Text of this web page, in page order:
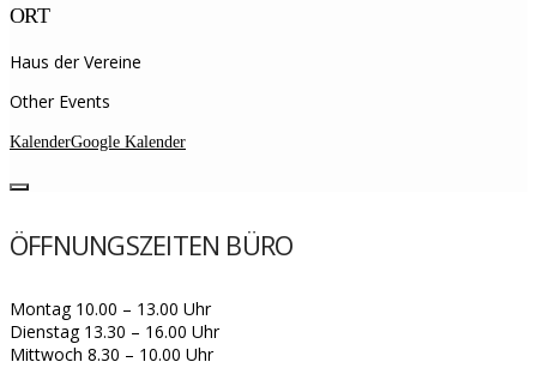
ORT
Haus der Vereine
Other Events
KalenderGoogle Kalender
ÖFFNUNGSZEITEN BÜRO
Montag 10.00 – 13.00 Uhr
Dienstag 13.30 – 16.00 Uhr
Mittwoch 8.30 – 10.00 Uhr